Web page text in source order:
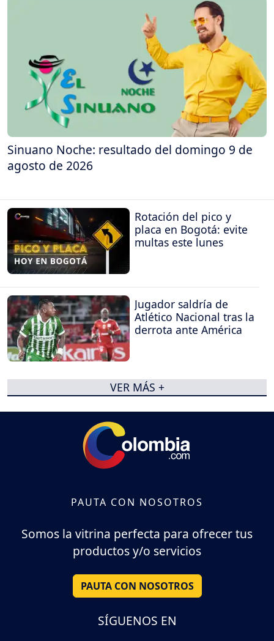
Sinuano Noche: resultado del domingo 9 de
agosto de 2026
Rotación del pico y
placa en Bogotá: evite
multas este lunes
Jugador saldría de
Atlético Nacional tras la
derrota ante América
VER MÁS +
PAUTA CON NOSOTROS
Somos la vitrina perfecta para ofrecer tus
productos y/o servicios
PAUTA CON NOSOTROS
SÍGUENOS EN